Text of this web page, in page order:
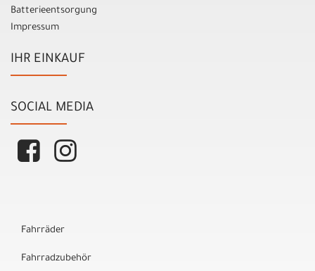
Batterieentsorgung
Impressum
IHR EINKAUF
SOCIAL MEDIA
Fahrräder
Fahrradzubehör